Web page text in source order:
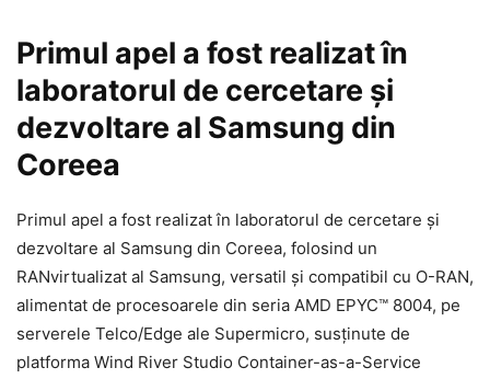
Primul apel a fost realizat în
laboratorul de cercetare și
dezvoltare al Samsung din
Coreea
Primul apel a fost realizat în laboratorul de cercetare și
dezvoltare al Samsung din Coreea, folosind un
RANvirtualizat al Samsung, versatil și compatibil cu O-RAN,
alimentat de procesoarele din seria AMD EPYC™ 8004, pe
serverele Telco/Edge ale Supermicro, susținute de
platforma Wind River Studio Container-as-a-Service